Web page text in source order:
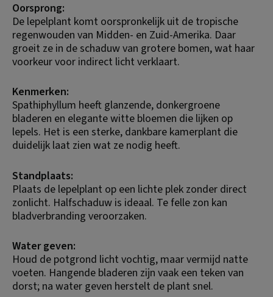
Oorsprong:
De lepelplant komt oorspronkelijk uit de tropische
regenwouden van Midden- en Zuid-Amerika. Daar
groeit ze in de schaduw van grotere bomen, wat haar
voorkeur voor indirect licht verklaart.
Kenmerken:
Spathiphyllum heeft glanzende, donkergroene
bladeren en elegante witte bloemen die lijken op
lepels. Het is een sterke, dankbare kamerplant die
duidelijk laat zien wat ze nodig heeft.
Standplaats:
Plaats de lepelplant op een lichte plek zonder direct
zonlicht. Halfschaduw is ideaal. Te felle zon kan
bladverbranding veroorzaken.
Water geven:
Houd de potgrond licht vochtig, maar vermijd natte
voeten. Hangende bladeren zijn vaak een teken van
dorst; na water geven herstelt de plant snel.